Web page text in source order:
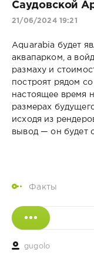
Саудовской
21/06/2024 19:21
Aquarabia будет
аквапарком, а
размаху и
построят рядом
настоящее время
размерах
исходя из
вывод — он будет
Факты
gugolo